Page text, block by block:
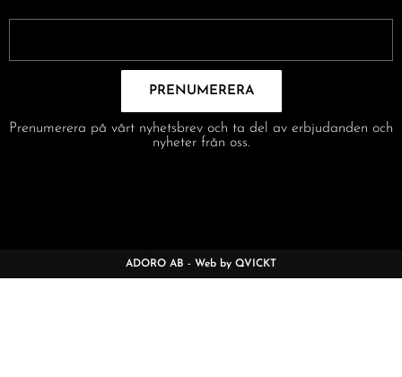
PRENUMERERA
Prenumerera på vårt nyhetsbrev och ta del av erbjudanden och
nyheter från oss.
ADORO AB - Web by QVICKT